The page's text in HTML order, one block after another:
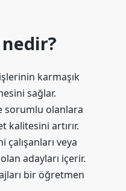
karmaşık
sağlar.
sorumlu olanlara
kalitesini artırır.
veya
adayları içerir.
bir öğretmen